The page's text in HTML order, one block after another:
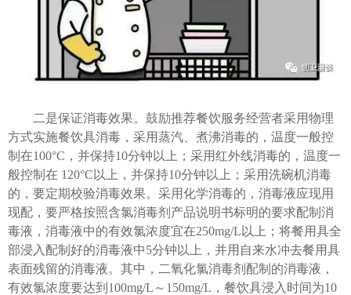
二是保证消毒效果。鼓励推荐餐饮服务经营者采用物理
方式实施餐饮具消毒，采用蒸汽、煮沸消毒的，温度一般控
制在100°C，并保持10分钟以上；采用红外线消毒的，温度一
般控制在 120°C以上，并保持10分钟以上；采用洗碗机消毒
的，要定期校验消毒效果。采用化学消毒的，消毒液应现用
现配，要严格按照含氯消毒剂产品说明书标明的要求配制消
毒液，消毒液中的有效氯浓度宜在250mg/L以上；将餐用具全
部浸入配制好的消毒液中5分钟以上，并用自来水冲去餐用具
表面残留的消毒液。其中，二氧化氯消毒剂配制的消毒液，
有效氯浓度要达到100mg/L～150mg/L，餐饮具浸入时间为10